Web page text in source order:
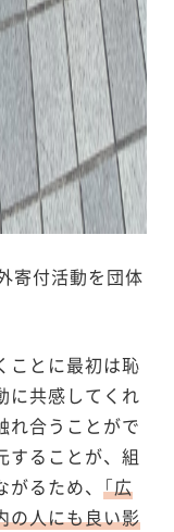
寄付活動を団体
ことに最初は恥
に共感してくれ
れ合うことがで
することが、組
がるため、「広
の人にも良い影